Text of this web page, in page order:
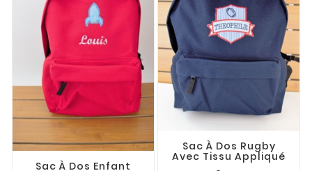
Sac À Dos Enfant
Sac À Dos Rugby
Avec Tissu Appliqué